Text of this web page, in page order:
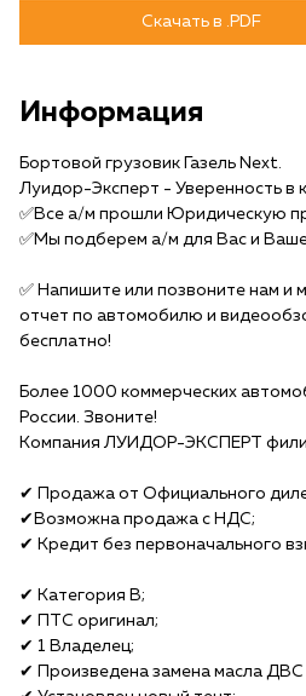
Скачать в .PDF
Информация
Бортовой грузовик Газель Next.
Луидор-Эксперт - Уверенность в
✅Все а/м прошли Юридическую
✅Мы подберем а/м для Вас и
✅️ Напишите или позвоните нам и
отчет по автомобилю и
бесплатно!
Более 1000 коммерческих
России. Звоните!
Компания ЛУИДОР-ЭКСПЕРТ
✔ Продажа от Официального
✔Возможна продажа с НДС;
✔ Кредит без первоначального
✔ Категория B;
✔ ПТС оригинал;
✔ 1 Владелец;
✔ Произведена замена масла ДВС